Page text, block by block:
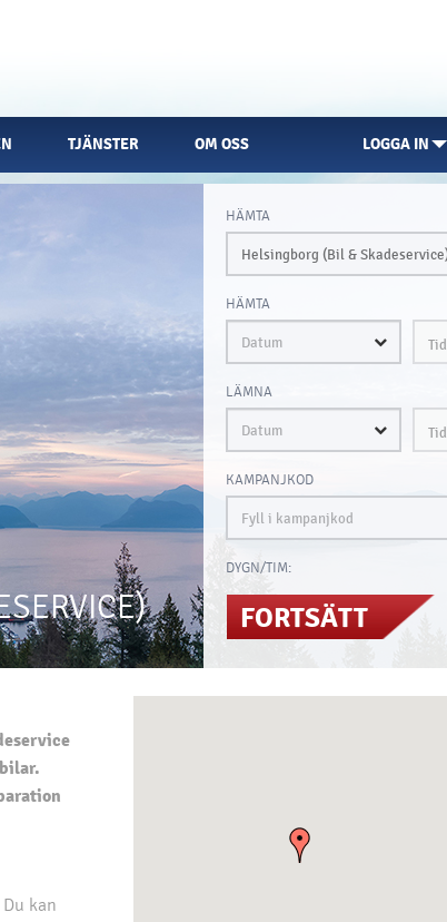
TJÄNSTER OM OSS LOGGA IN
HÄMTA
HÄMTA
Tid
LÄMNA
Tid
KAMPANJKOD
DYGN/TIM:
FORTSÄTT
kan